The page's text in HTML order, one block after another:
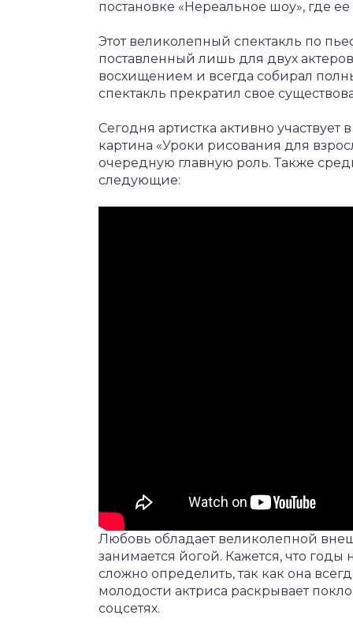
постановке «Нереальное шоу», где
Этот великолепный спектакль по
поставленный лишь для двух
восхищением и всегда собирал
спектакль прекратил свое
Сегодня артистка активно
картина «Уроки рисования для
очередную главную роль. Также
следующие:
Любовь обладает великолепной
занимается йогой. Кажется, что
сложно определить, так как она
молодости актриса раскрывает
соцсетях.